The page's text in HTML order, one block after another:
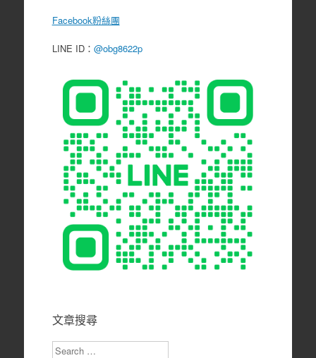
Facebook粉絲團
LINE ID： @obg8622p
文章搜尋
Search